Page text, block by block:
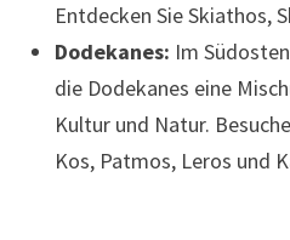
Entdecken Sie Skiathos,
Dodekanes: Im
die Dodekanes eine
Kultur und Natur.
Kos, Patmos, Leros und